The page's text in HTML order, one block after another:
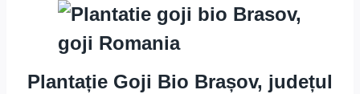
Plantație Goji Bio Brașov, județul